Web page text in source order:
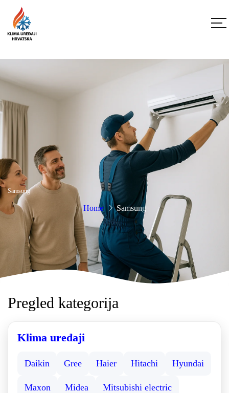
Samsung
Home Samsung
Pregled kategorija
Klima uređaji
Daikin Gree Haier Hitachi Hyundai
Maxon Midea Mitsubishi electric